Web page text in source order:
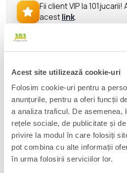
Acest site utilizează cookie-uri
Folosim cookie-uri pentru a
anunțurile, pentru a oferi funcții
a analiza traficul. De asemenea,
rețele sociale, de publicitate și
privire la modul în care folosiți
pot combina cu alte informații
în urma folosirii serviciilor lor.
Fii client VIP la
acestlink.
Planet-eater Unicron can reformat
as Heralds of Unicron, creating a
army to carry out the Chaos
Age of the Primes Herald of
inspired by the Transformers
- 7.5-inch (19 cm) Leader Class
- Convert between robot and tank